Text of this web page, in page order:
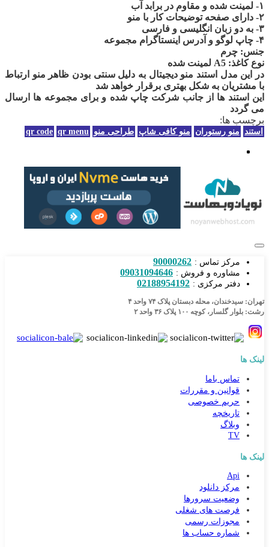
جهت ارتباط در پیامرسان بله کلیک کنید
تماس تلفنی با کارشناس فروش
09031094646
۱- لمینت شده و مقاوم در برابد آب
۲- دارای صفحه توضیحات کار با منو
۳- به دو زبان انگلیسی و فارسی
۴- چاپ لوگو و آدرس اینستاگرام مجموعه
جنس: چرم
نوع کاغذ: A5 لمینت شده
در این مدل استند منو دیجیتال به دلیل سنتی بودن ظاهر منو ارتباط
با مشتریان به شکل بهتری برقرار خواهد شد
این استند ها از جانب شرکت چاپ شده و برای مجموعه ها ارسال
می گردد
برچسب ها:
استند منو رستوران منو کافی شاپ طراحی منو qr code qr menu
مرکز تماس : 90000262
مشاوره و فروش : 09031094646
دفتر مرکزی : 02188954192
تهران: سیدخندان، محله دبستان پلاک ۷۴ واحد ۴
رشت: بلوار گلسار، کوچه ۱۰۰ پلاک ۳۶ واحد ۲
لینک ها
تماس باما
قوانین و مقررات
حریم خصوصی
تاریخچه
وبلاگ
TV
لینک ها
Api
مرکز دانلود
وضعیت سرورها
فرصت های شغلی
مجوزات رسمی
شماره حساب ها